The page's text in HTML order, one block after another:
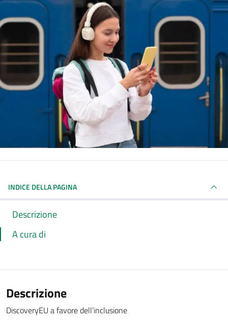
INDICE DELLA PAGINA
Descrizione
A cura di
Descrizione
DiscoveryEU a favore dell’inclusione